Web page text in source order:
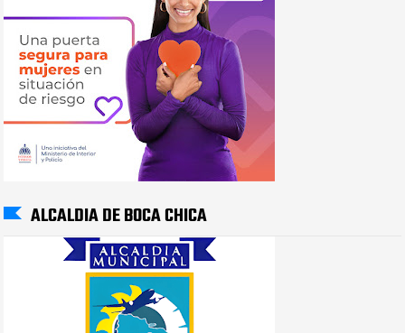
ALCALDIA DE BOCA CHICA